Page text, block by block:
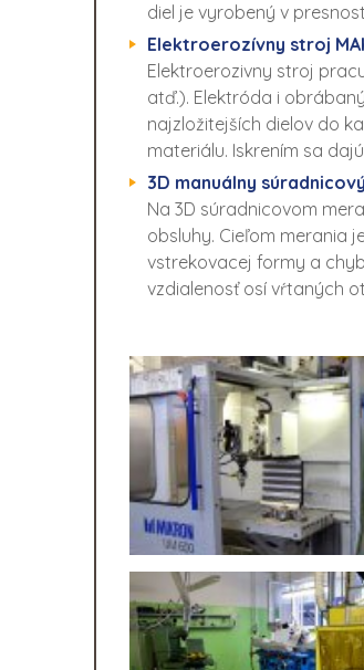
diel je vyrobený v
Elektroerozívny stroj
Elektroerozivny stroj
atď.). Elektróda i
najzložitejších dielov do
materiálu. Iskrením sa
3D manuálny
Na 3D súradnicovom
obsluhy. Cieľom merania
vstrekovacej formy a
vzdialenosť osí vŕtaných